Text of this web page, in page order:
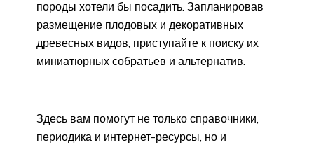
породы хотели бы посадить. Запланировав
размещение плодовых и декоративных
древесных видов, приступайте к поиску их
миниатюрных собратьев и альтернатив.
Здесь вам помогут не только справочники,
периодика и интернет-ресурсы, но и